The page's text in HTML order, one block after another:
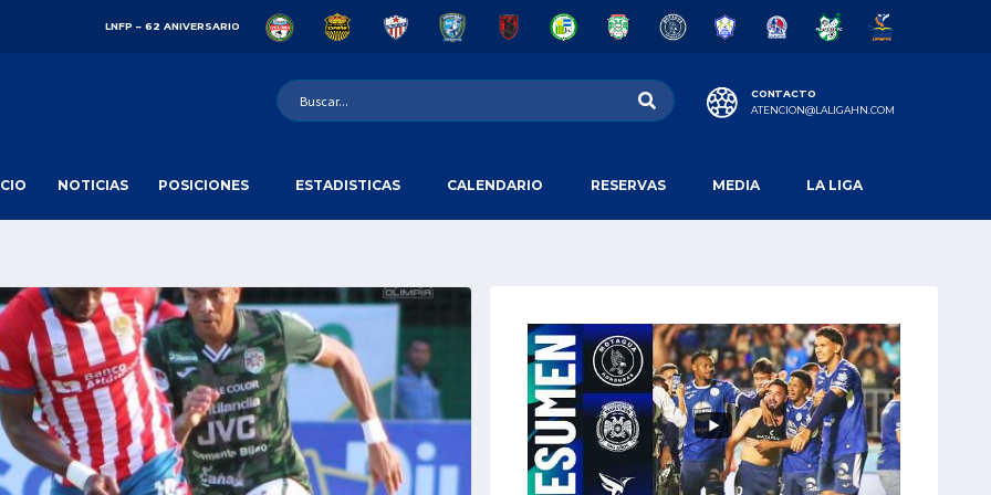
LNFP – 62 ANIVERSARIO
CONTACTO
ATENCION@LALIGAHN.COM
NOTICIAS POSICIONES ESTADISTICAS CALENDARIO RESERVAS MEDIA LA LIGA